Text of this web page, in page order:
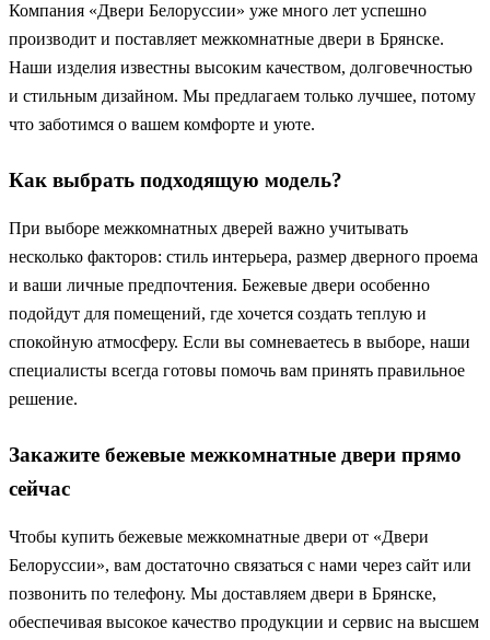
Компания «Двери Белоруссии» уже много лет успешно
производит и поставляет межкомнатные двери в Брянске.
Наши изделия известны высоким качеством, долговечностью
и стильным дизайном. Мы предлагаем только лучшее, потому
что заботимся о вашем комфорте и уюте.
Как выбрать подходящую модель?
При выборе межкомнатных дверей важно учитывать
несколько факторов: стиль интерьера, размер дверного проема
и ваши личные предпочтения. Бежевые двери особенно
подойдут для помещений, где хочется создать теплую и
спокойную атмосферу. Если вы сомневаетесь в выборе, наши
специалисты всегда готовы помочь вам принять правильное
решение.
Закажите бежевые межкомнатные двери прямо
сейчас
Чтобы купить бежевые межкомнатные двери от «Двери
Белоруссии», вам достаточно связаться с нами через сайт или
позвонить по телефону. Мы доставляем двери в Брянске,
обеспечивая высокое качество продукции и сервис на высшем